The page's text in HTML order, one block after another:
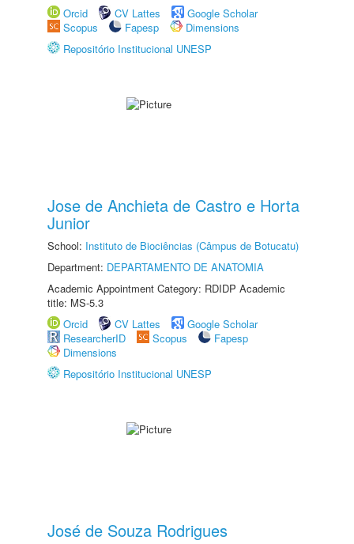
Orcid
CV Lattes
Google Scholar
Scopus
Fapesp
Dimensions
Repositório Institucional UNESP
Jose de Anchieta de Castro e Horta
Junior
School: Instituto de Biociências (Câmpus de Botucatu)
Department: DEPARTAMENTO DE ANATOMIA
Academic Appointment Category: RDIDP Academic
title: MS-5.3
Orcid
CV Lattes
Google Scholar
ResearcherID
Scopus
Fapesp
Dimensions
Repositório Institucional UNESP
José de Souza Rodrigues